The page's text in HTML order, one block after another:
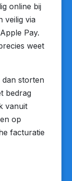
online bij
veilig via
Pay.
weet
storten
bedrag
vanuit
op
facturatie